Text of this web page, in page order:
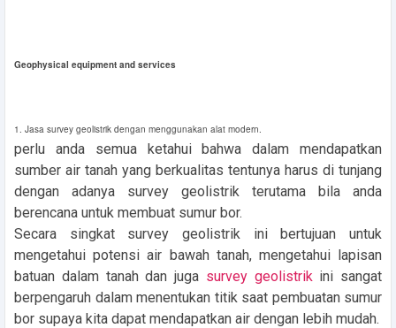
Geophysical equipment and services
1. Jasa survey geolistrik dengan menggunakan alat modern.
perlu anda semua ketahui bahwa dalam mendapatkan
sumber air tanah yang berkualitas tentunya harus di tunjang
dengan adanya survey geolistrik terutama bila anda
berencana untuk membuat sumur bor.
Secara singkat survey geolistrik ini bertujuan untuk
mengetahui potensi air bawah tanah, mengetahui lapisan
batuan dalam tanah dan juga survey geolistrikini sangat
berpengaruh dalam menentukan titik saat pembuatan sumur
bor supaya kita dapat mendapatkan air dengan lebih mudah.